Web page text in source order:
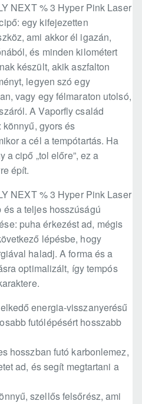
NEXT % 3 Hyper Pink Laser
egy kifejezetten
ami akkor él igazán,
és minden kilométert
készült, akik aszfalton
legyen szó egy
vagy egy félmaraton utolsó,
A Vaporfly család
gyors és
a cél a tempótartás. Ha
a cipő „tol előre”, ez a
épít.
NEXT % 3 Hyper Pink Laser
a teljes hosszúságú
puha érkezést ad, mégis
lépésbe, hogy
haladj. A forma és a
optimalizált, így tempós
energia-visszanyerésű
futólépésért hosszabb
hosszban futó karbonlemez,
ad, és segít megtartani a
szellős felsőrész, ami